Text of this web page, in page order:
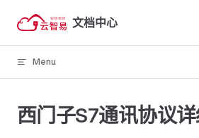
Skip to content文档中心
Menu
西门子S7通讯协议